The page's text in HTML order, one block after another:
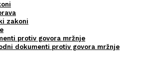
zakoni
protiv govora mržnje
dokumenti protiv govora mržnje